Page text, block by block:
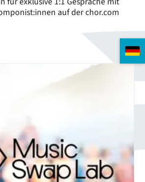
auf der chor.com